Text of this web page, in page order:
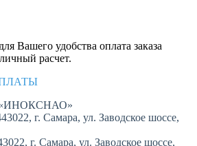
Вашего удобства оплата заказа
расчет.
«ИНОКСНАО»
г. Самара, ул. Заводское шоссе,
г. Самара, ул. Заводское шоссе,